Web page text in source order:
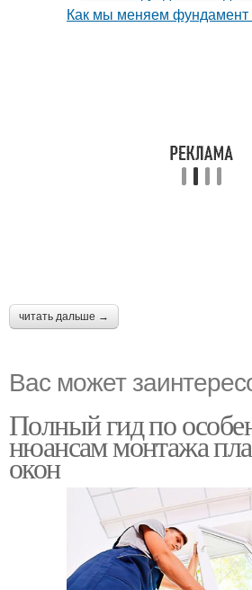
читать дальше →
Вас может
Полный гид по
нюансам монтажа
окон